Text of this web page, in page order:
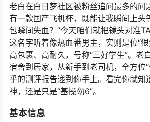
老白在白日梦社区被粉丝追问最多的问
有一款国产飞机杯，既能让我瞬间上头
包瞬间失血？”今天咱们就把镜头对准
这名字听着像热血番男主，实则是位“
高包裹、高耐久，号称“三好学生”。老
宿舍到居家，从新手到老司机，全方位
乎的测评报告递到你手上。看完你就知
神，还是只是“基操勿6”。
基本信息